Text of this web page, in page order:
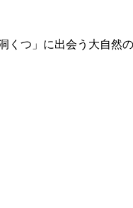
くつ」に出会う大自然